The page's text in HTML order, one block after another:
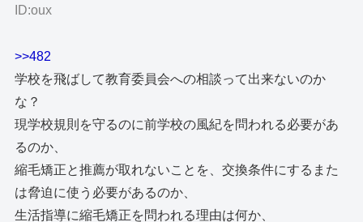
ID:oux
>>482
学校を飛ばして教育委員会への相談って出来ないのか
な？
現学校規則を守るのに前学校の風紀を問われる必要があ
るのか、
縮毛矯正と推薦が取れないことを、交換条件にするまた
は脅迫に使う必要があるのか、
生活指導に縮毛矯正を問われる理由は何か、